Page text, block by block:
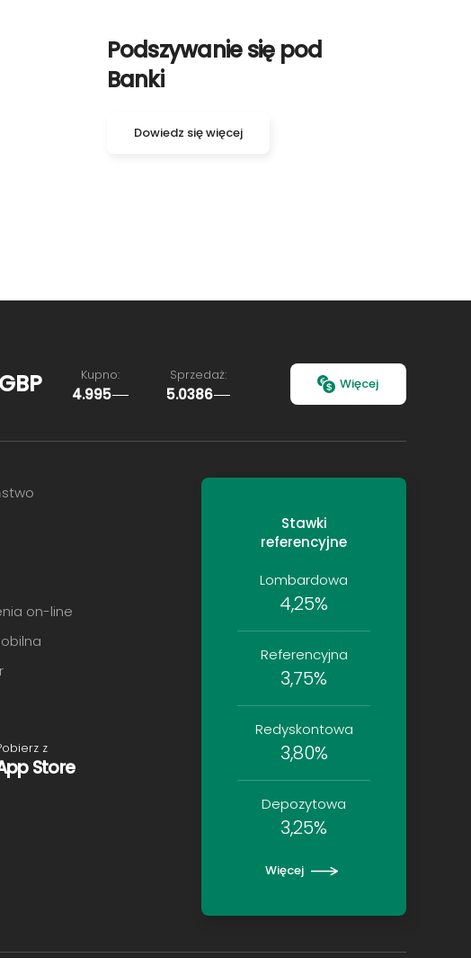
Podszywanie się pod
Banki
Dowiedz się więcej
GBP Kupno:
4.995
Sprzedaż:
5.0386
Więcej
on-line
z
Store
Stawki
referencyjne
Lombardowa
4,25%
Referencyjna
3,75%
Redyskontowa
3,80%
Depozytowa
3,25%
Więcej